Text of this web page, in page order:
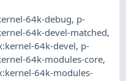
64k-debug, p-
64k-devel-matched,
64k-devel, p-
64k-modules-core,
64k-modules-